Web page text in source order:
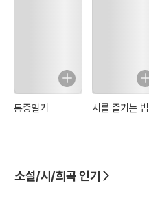
통증일기 시를 즐기는 법
소설/시/희곡 인기